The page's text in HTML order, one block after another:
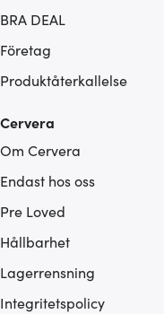
BRA DEAL
Företag
Produktåterkallelse
Cervera
Om Cervera
Endast hos oss
Pre Loved
Hållbarhet
Lagerrensning
Integritetspolicy